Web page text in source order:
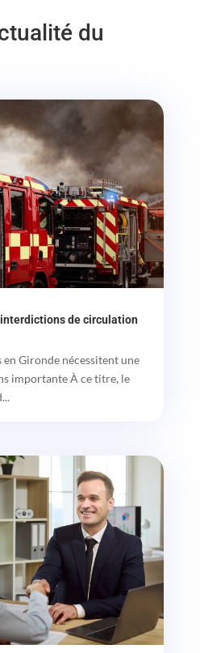
du
de circulation
en Gironde nécessitent une
importante À ce titre, le